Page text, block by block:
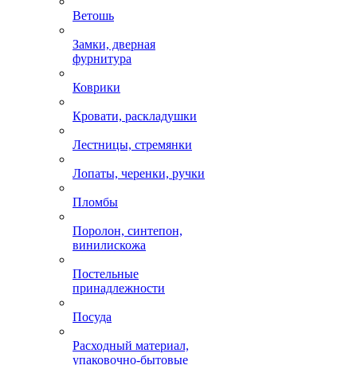
Ветошь
Замки, дверная
фурнитура
Коврики
Кровати, раскладушки
Лестницы, стремянки
Лопаты, черенки, ручки
Пломбы
Поролон, синтепон,
винилискожа
Постельные
принадлежности
Посуда
Расходный материал,
упаковочно-бытовые